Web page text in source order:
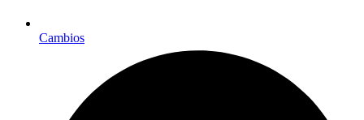
Cambios